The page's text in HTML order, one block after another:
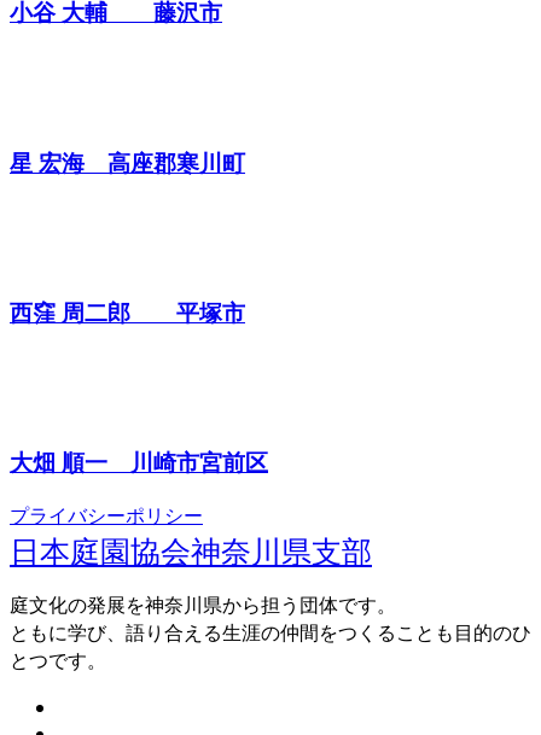
小谷 大輔 藤沢市
星 宏海 高座郡寒川町
西窪 周二郎 平塚市
大畑 順一 川崎市宮前区
プライバシーポリシー
日本庭園協会神奈川県支部
庭文化の発展を神奈川県から担う団体です。
ともに学び、語り合える生涯の仲間をつくることも目的のひ
とつです。